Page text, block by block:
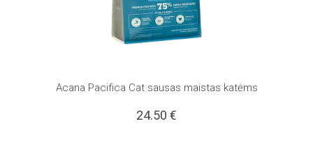
Acana Pacifica Cat sausas maistas katėms
24.50 €